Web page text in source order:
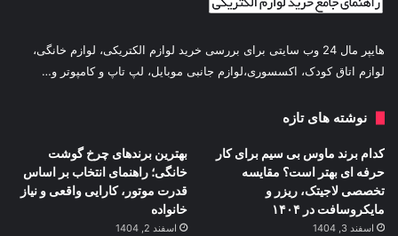
هایپر مال 24 وب سایتی برای بررسی خرید لوازم الکتریکی، لوازم خانگی،
لوازم اتاق کودک، اکسسوری،لوازم جانبی موبایل، لپ تاپ و کامپوتر و…
نوشته های تازه
کدام برند ماوس بی سیم برای کار
حرفه ای بهتر است؟ مقایسه
تخصصی لاجیتک، ریزر و
مایکروسافت در ۱۴۰۴
اسفند 3, 1404
بهترین برندهای چرخ گوشت
خانگی؛ راهنمای انتخاب بر اساس
قدرت موتور، کارایی واقعی و نیاز
خانواده
اسفند 2, 1404